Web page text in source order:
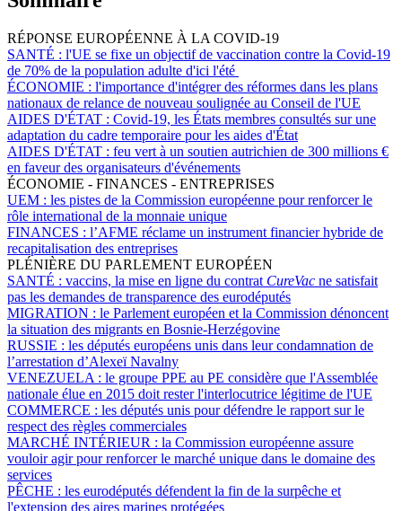
RÉPONSE EUROPÉENNE À LA COVID-19
SANTÉ : l'UE se fixe un objectif de vaccination contre la Covid-19
de 70% de la population adulte d'ici l'été
ÉCONOMIE : l'importance d'intégrer des réformes dans les plans
nationaux de relance de nouveau soulignée au Conseil de l'UE
AIDES D'ÉTAT : Covid-19, les États membres consultés sur une
adaptation du cadre temporaire pour les aides d'État
AIDES D'ÉTAT : feu vert à un soutien autrichien de 300 millions €
en faveur des organisateurs d'événements
ÉCONOMIE - FINANCES - ENTREPRISES
UEM : les pistes de la Commission européenne pour renforcer le
rôle international de la monnaie unique
FINANCES : l’AFME réclame un instrument financier hybride de
recapitalisation des entreprises
PLÉNIÈRE DU PARLEMENT EUROPÉEN
SANTÉ : vaccins, la mise en ligne du contrat CureVac ne satisfait
pas les demandes de transparence des eurodéputés
MIGRATION : le Parlement européen et la Commission dénoncent
la situation des migrants en Bosnie-Herzégovine
RUSSIE : les députés européens unis dans leur condamnation de
l’arrestation d’Alexeï Navalny
VENEZUELA : le groupe PPE au PE considère que l'Assemblée
nationale élue en 2015 doit rester l'interlocutrice légitime de l'UE
COMMERCE : les députés unis pour défendre le rapport sur le
respect des règles commerciales
MARCHÉ INTÉRIEUR : la Commission européenne assure
vouloir agir pour renforcer le marché unique dans le domaine des
services
PÊCHE : les eurodéputés défendent la fin de la surpêche et
l'extension des aires marines protégées